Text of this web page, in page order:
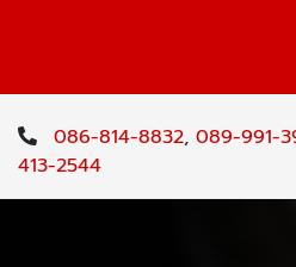
086-814-8832, 089-991-
413-2544